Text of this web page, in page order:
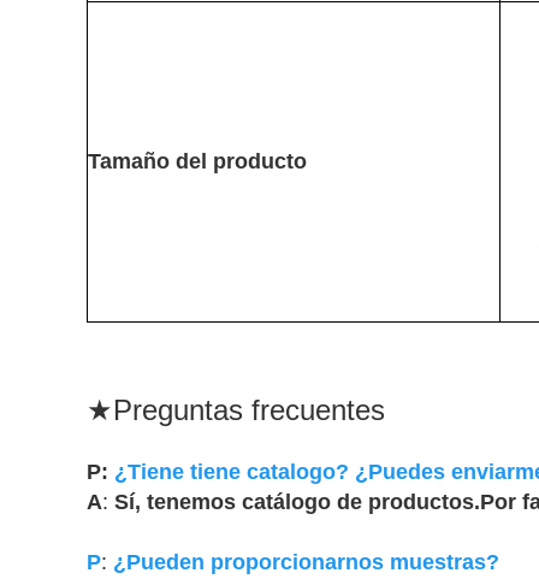
Tamaño del producto
★Preguntas frecuentes
P: ¿Tiene tiene catalogo? ¿Puedes
A: Sí, tenemos catálogo de productos.Por
P: ¿Pueden proporcionarnos muestras?